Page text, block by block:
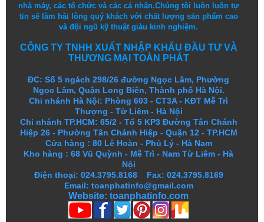
nhà máy, các tổ chức và các cá nhân.Chúng tôi luôn luôn tự
tin sẽ làm hài lòng quý khách với chất lượng sảnphẩm cao
và đội ngũ kỹ thuật giàu kinh nghiệm.
CÔNG TY TNHH XUẤT NHẬP KHẨU ĐẦU TƯ VÀ
THƯƠNG MẠI TOÀN PHÁT
ĐC: Số 5 ngách 298/26 đường Ngọc Lâm, Phường
Ngọc Lâm, Quận Long Biên, Thành phố Hà Nội.
Chi nhánh Hà Nội: Phòng 603 - CT3A - KĐT Mễ Trì
Thượng - Từ Liêm - Hà Nội
Chi nhánh TP.HCM: 65/2 - Tổ 5 KP3 Đường Tân Chánh
Hiệp 26 - Phường Tân Chánh Hiệp - Quận 12 - TP.HCM
Cửa hàng : 80 Lê Hoàn - Phủ Lý - Hà Nam
Kho hàng :68 Vũ Quỳnh - Mễ Trì - Nam Từ Liêm - Hà
Nội
Điện thoại: 024.3795.8168 Fax: 024.3795.8169
Email: toanphatinfo@gmail.com
Website: toanphatinfo.com